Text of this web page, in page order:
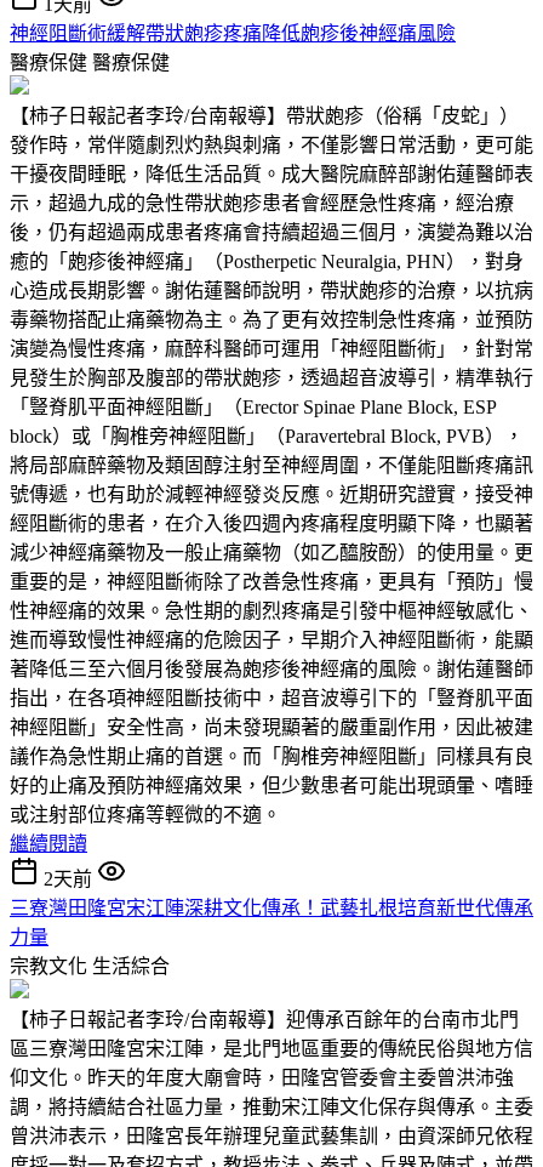
神經阻斷術緩解帶狀皰疹疼痛降低皰疹後神經痛風險
醫療保健 醫療保健
【柿子日報記者李玲/台南報導】帶狀皰疹（俗稱「皮蛇」）
發作時，常伴隨劇烈灼熱與刺痛，不僅影響日常活動，更可能
干擾夜間睡眠，降低生活品質。成大醫院麻醉部謝佑蓮醫師表
示，超過九成的急性帶狀皰疹患者會經歷急性疼痛，經治療
後，仍有超過兩成患者疼痛會持續超過三個月，演變為難以治
癒的「皰疹後神經痛」（Postherpetic Neuralgia, PHN），對身
心造成長期影響。謝佑蓮醫師說明，帶狀皰疹的治療，以抗病
毒藥物搭配止痛藥物為主。為了更有效控制急性疼痛，並預防
演變為慢性疼痛，麻醉科醫師可運用「神經阻斷術」，針對常
見發生於胸部及腹部的帶狀皰疹，透過超音波導引，精準執行
「豎脊肌平面神經阻斷」（Erector Spinae Plane Block, ESP
block）或「胸椎旁神經阻斷」（Paravertebral Block, PVB），
將局部麻醉藥物及類固醇注射至神經周圍，不僅能阻斷疼痛訊
號傳遞，也有助於減輕神經發炎反應。近期研究證實，接受神
經阻斷術的患者，在介入後四週內疼痛程度明顯下降，也顯著
減少神經痛藥物及一般止痛藥物（如乙醯胺酚）的使用量。更
重要的是，神經阻斷術除了改善急性疼痛，更具有「預防」慢
性神經痛的效果。急性期的劇烈疼痛是引發中樞神經敏感化、
進而導致慢性神經痛的危險因子，早期介入神經阻斷術，能顯
著降低三至六個月後發展為皰疹後神經痛的風險。謝佑蓮醫師
指出，在各項神經阻斷技術中，超音波導引下的「豎脊肌平面
神經阻斷」安全性高，尚未發現顯著的嚴重副作用，因此被建
議作為急性期止痛的首選。而「胸椎旁神經阻斷」同樣具有良
好的止痛及預防神經痛效果，但少數患者可能出現頭暈、嗜睡
或注射部位疼痛等輕微的不適。
繼續閱讀
2天前
三寮灣田隆宮宋江陣深耕文化傳承！武藝扎根培育新世代傳承
力量
宗教文化 生活綜合
【柿子日報記者李玲/台南報導】迎傳承百餘年的台南市北門
區三寮灣田隆宮宋江陣，是北門地區重要的傳統民俗與地方信
仰文化。昨天的年度大廟會時，田隆宮管委會主委曾洪沛強
調，將持續結合社區力量，推動宋江陣文化保存與傳承。主委
曾洪沛表示，田隆宮長年辦理兒童武藝集訓，由資深師兄依程